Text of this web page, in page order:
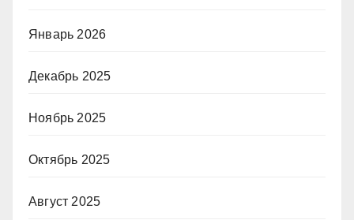
Январь 2026
Декабрь 2025
Ноябрь 2025
Октябрь 2025
Август 2025